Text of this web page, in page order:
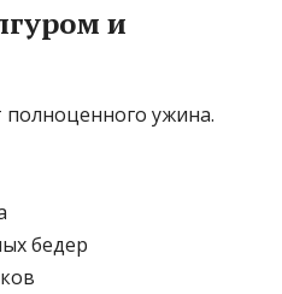
и
ужина.
бедер